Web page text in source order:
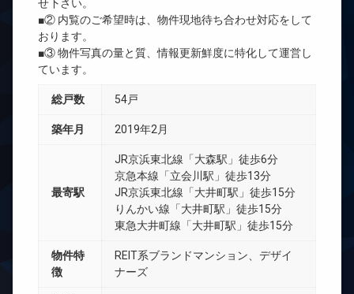
せ下さい。
■② 内覧のご希望時は、物件現地待ち合わせ対応をして
おります。
■③ 物件写真の量と質、情報更新鮮度に特化して運営し
ています。
総戸数 54戸
築年月 2019年2月
最寄駅
JR京浜東北線「大森駅」徒歩6分
京急本線「立会川駅」徒歩13分
JR京浜東北線「大井町駅」徒歩15分
りんかい線「大井町駅」徒歩15分
東急大井町線「大井町駅」徒歩15分
物件特
徴
REIT系ブランドマンション、デザイ
ナーズ